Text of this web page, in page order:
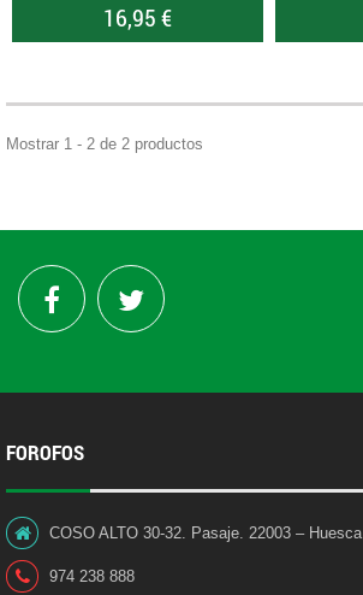
16,95 €
Mostrar 1 - 2 de 2 productos
FOROFOS
COSO ALTO 30-32. Pasaje. 22003 – Huesca
974 238 888